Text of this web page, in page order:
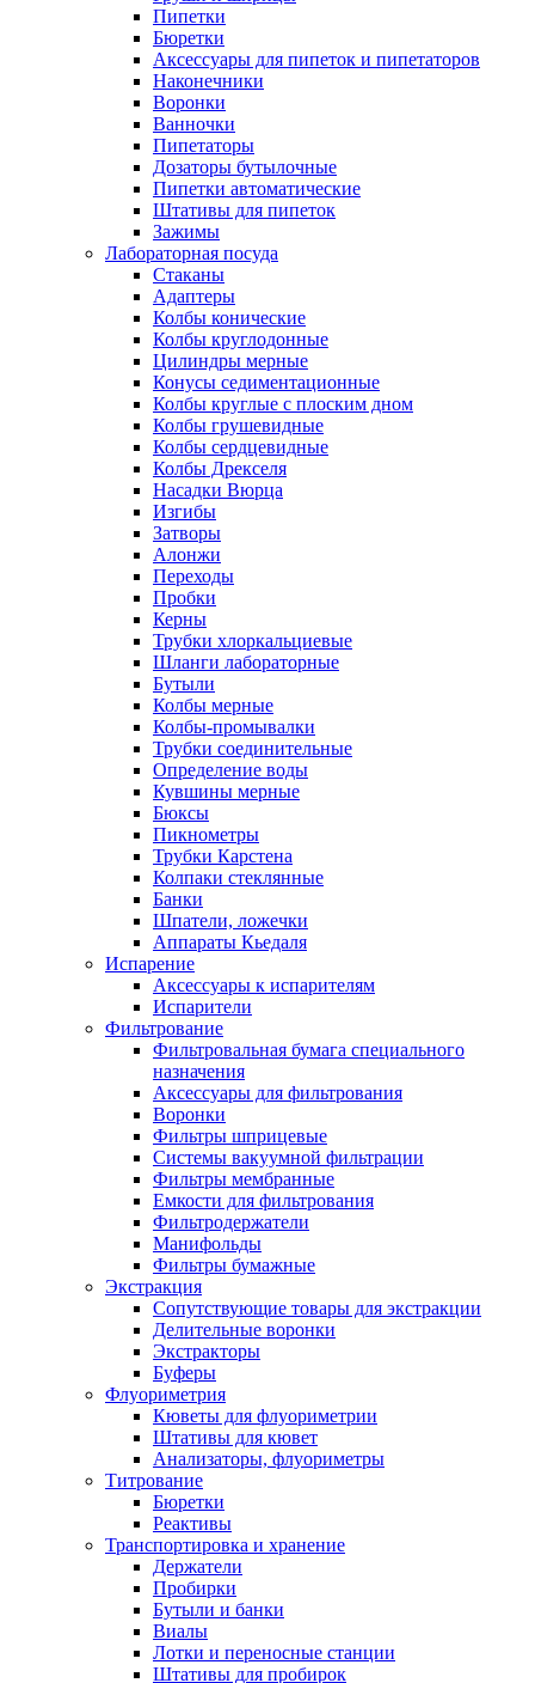
Пипетки
Бюретки
Аксессуары для пипеток и пипетаторов
Наконечники
Воронки
Ванночки
Пипетаторы
Дозаторы бутылочные
Пипетки автоматические
Штативы для пипеток
Зажимы
Лабораторная посуда
Стаканы
Адаптеры
Колбы конические
Колбы круглодонные
Цилиндры мерные
Конусы седиментационные
Колбы круглые с плоским дном
Колбы грушевидные
Колбы сердцевидные
Колбы Дрекселя
Насадки Вюрца
Изгибы
Затворы
Алонжи
Переходы
Пробки
Керны
Трубки хлоркальциевые
Шланги лабораторные
Бутыли
Колбы мерные
Колбы-промывалки
Трубки соединительные
Определение воды
Кувшины мерные
Бюксы
Пикнометры
Трубки Карстена
Колпаки стеклянные
Банки
Шпатели, ложечки
Аппараты Кьедаля
Испарение
Аксессуары к испарителям
Испарители
Фильтрование
Фильтровальная бумага специального
назначения
Аксессуары для фильтрования
Воронки
Фильтры шприцевые
Системы вакуумной фильтрации
Фильтры мембранные
Емкости для фильтрования
Фильтродержатели
Манифольды
Фильтры бумажные
Экстракция
Сопутствующие товары для экстракции
Делительные воронки
Экстракторы
Буферы
Флуориметрия
Кюветы для флуориметрии
Штативы для кювет
Анализаторы, флуориметры
Титрование
Бюретки
Реактивы
Транспортировка и хранение
Держатели
Пробирки
Бутыли и банки
Виалы
Лотки и переносные станции
Штативы для пробирок